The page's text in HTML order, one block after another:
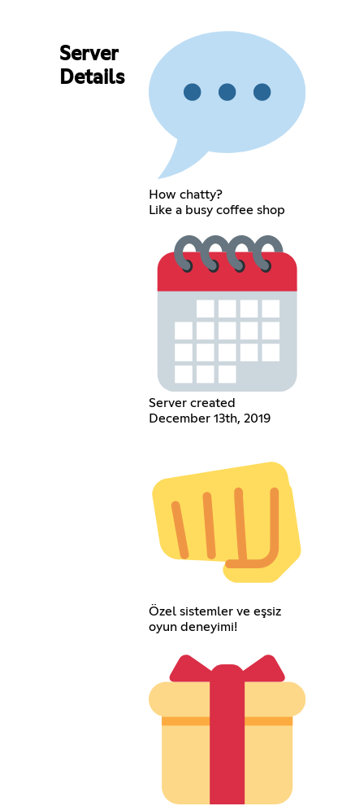
Server
Details
How chatty?
Like a busy coffee shop
Server created
December 13th, 2019
Özel sistemler ve eşsiz
oyun deneyimi!